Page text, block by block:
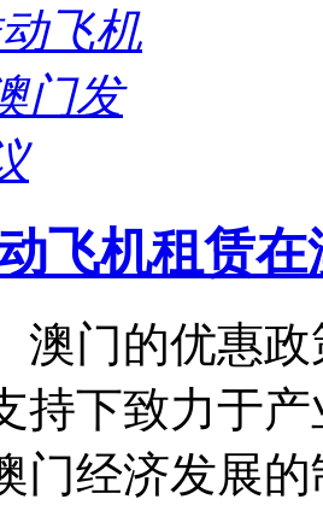
飞机租赁
门的优惠
持下致力于
门经济发展